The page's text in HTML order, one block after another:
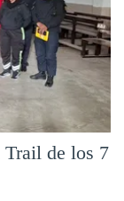
Trail de los 7